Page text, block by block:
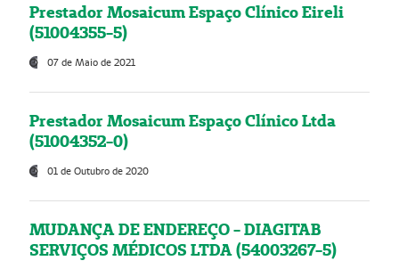
Prestador Mosaicum Espaço Clínico Eireli
(51004355-5)
07 de Maio de 2021
Prestador Mosaicum Espaço Clínico Ltda
(51004352-0)
01 de Outubro de 2020
MUDANÇA DE ENDEREÇO - DIAGITAB
SERVIÇOS MÉDICOS LTDA (54003267-5)